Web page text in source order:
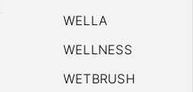
WELLA
WELLNESS
WETBRUSH